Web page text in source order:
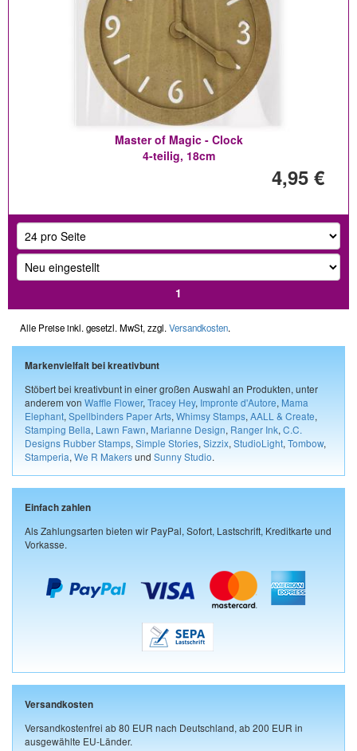
Master of Magic - Clock
4-teilig, 18cm
4,95 €
1
Alle Preise inkl. gesetzl. MwSt, zzgl. Versandkosten.
Markenvielfalt bei kreativbunt
Stöbert bei kreativbunt in einer großen Auswahl an Produkten, unter
anderem von Waffle Flower, Tracey Hey, Impronte d'Autore, Mama
Elephant, Spellbinders Paper Arts, Whimsy Stamps, AALL & Create,
Stamping Bella, Lawn Fawn, Marianne Design, Ranger Ink, C.C.
Designs Rubber Stamps, Simple Stories, Sizzix, StudioLight, Tombow,
Stamperia, We R Makersund Sunny Studio.
Einfach zahlen
Als Zahlungsarten bieten wir PayPal, Sofort, Lastschrift, Kreditkarte und
Vorkasse.
Versandkosten
Versandkostenfrei ab 80 EUR nach Deutschland, ab 200 EUR in
ausgewählte EU-Länder.